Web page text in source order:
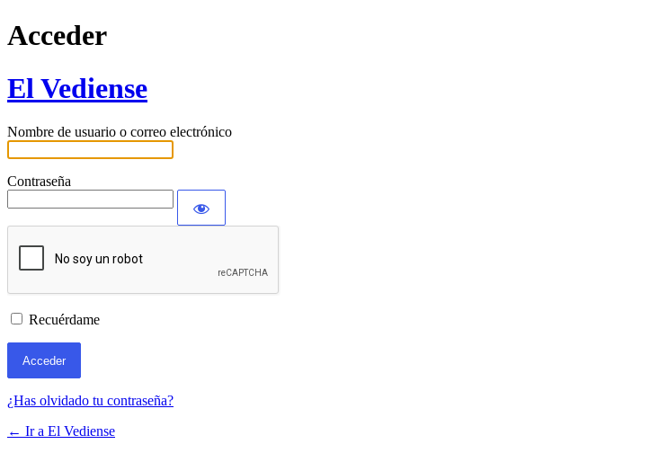
Acceder
El Vediense
Nombre de usuario o correo electrónico
Contraseña
Recuérdame
¿Has olvidado tu contraseña?
← Ir a El Vediense